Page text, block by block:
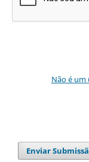
Não é um
Enviar